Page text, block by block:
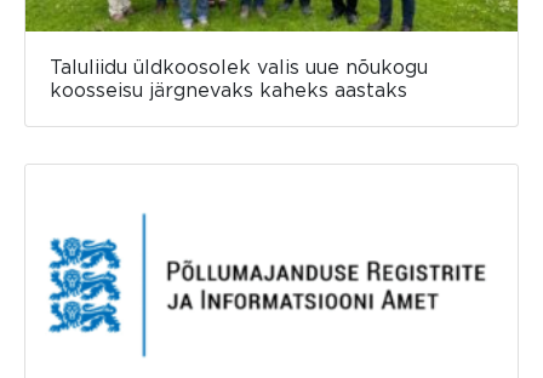
Taluliidu üldkoosolek valis uue nõukogu
koosseisu järgnevaks kaheks aastaks